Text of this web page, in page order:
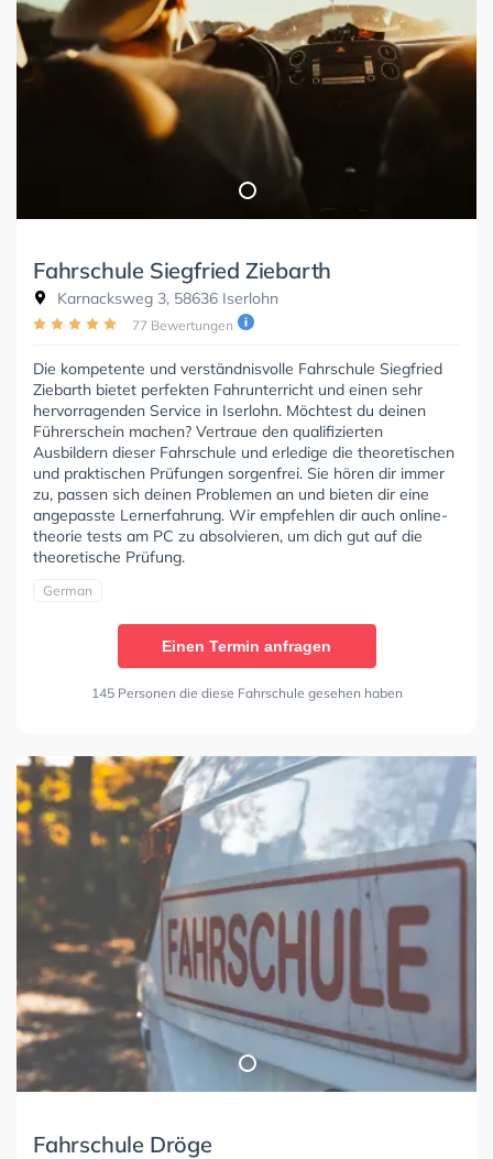
Fahrschule Siegfried Ziebarth
Karnacksweg 3, 58636 Iserlohn
77 Bewertungen
Die kompetente und verständnisvolle Fahrschule Siegfried
Ziebarth bietet perfekten Fahrunterricht und einen sehr
hervorragenden Service in Iserlohn. Möchtest du deinen
Führerschein machen? Vertraue den qualifizierten
Ausbildern dieser Fahrschule und erledige die theoretischen
und praktischen Prüfungen sorgenfrei. Sie hören dir immer
zu, passen sich deinen Problemen an und bieten dir eine
angepasste Lernerfahrung. Wir empfehlen dir auch online-
theorie tests am PC zu absolvieren, um dich gut auf die
theoretische Prüfung.
German
Einen Termin anfragen
145 Personen die diese Fahrschule gesehen haben
Fahrschule Dröge